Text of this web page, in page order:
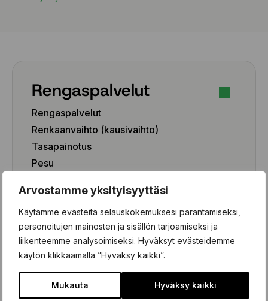
Arvostamme yksityisyyttäsi
Käytämme evästeitä selauskokemuksesi parantamiseksi,
personoitujen mainosten ja sisällön tarjoamiseksi ja
liikenteemme analysoimiseksi. Hyväksyt evästeidemme
käytön klikkaamalla ”Hyväksy kaikki”.
Mukauta Hyväksy kaikki
Rengaspalvelut
Rengaspalvelut
Renkaanvaihto (kausivaihto)
Tasapainotus
Pesu
Paikka-aineen poisto
Rengashotelli
Henkilöauto
Pakettiauto/SUV/EV